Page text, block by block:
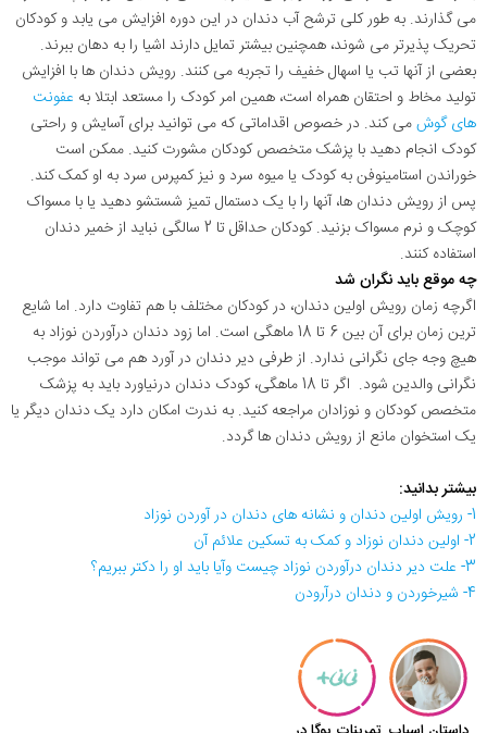
می گذارند. به طور کلی ترشح آب دندان در این دوره افزایش می یابد و کودکان
تحریک پذیرتر می شوند، همچنین بیشتر تمایل دارند اشیا را به دهان ببرند.
بعضی از آنها تب یا اسهال خفیف را تجربه می کنند. رویش دندان ها با افزایش
تولید مخاط و احتقان همراه است، همین امر کودک را مستعد ابتلا به عفونت
های گوشمی کند. در خصوص اقداماتی که می توانید برای آسایش و راحتی
کودک انجام دهید با پزشک متخصص کودکان مشورت کنید. ممکن است
خوراندن استامینوفن به کودک یا میوه سرد و نیز کمپرس سرد به او کمک کند.
پس از رویش دندان ها، آنها را با یک دستمال تمیز شستشو دهید یا با مسواک
کوچک و نرم مسواک بزنید. کودکان حداقل تا 2 سالگی نباید از خمیر دندان
استفاده کنند.
چه موقع باید نگران شد
اگرچه زمان رویش اولین دندان، در کودکان مختلف با هم تفاوت دارد. اما شایع
ترین زمان برای آن بین 6 تا 18 ماهگی است. اما زود دندان درآوردن نوزاد به
هیچ وجه جای نگرانی ندارد. از طرفی دیر دندان در آورد هم می تواند موجب
نگرانی والدین شود. اگر تا 18 ماهگی، کودک دندان درنیاورد باید به پزشک
متخصص کودکان و نوزادان مراجعه کنید. به ندرت امکان دارد یک دندان دیگر یا
یک استخوان مانع از رویش دندان ها گردد.
بیشتر بدانید:
1- رویش اولین دندان و نشانه های دندان در آوردن نوزاد
2- اولین دندان نوزاد و کمک به تسکین علائم آن
3- علت دیر دندان درآوردن نوزاد چیست وآیا باید او را دکتر ببریم؟
4- شیرخوردن و دندان درآرودن